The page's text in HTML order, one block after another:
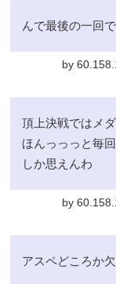
んで最後の一回
by
頂上決戦ではメ
ほんっっっと毎
しか思えんわ
by
アスペどころか